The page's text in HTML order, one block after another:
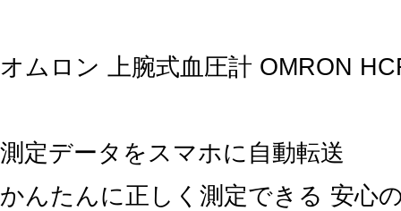
オムロン 上腕式血圧計 OMRON
測定データをスマホに自動転送
かんたんに正しく測定できる 安心